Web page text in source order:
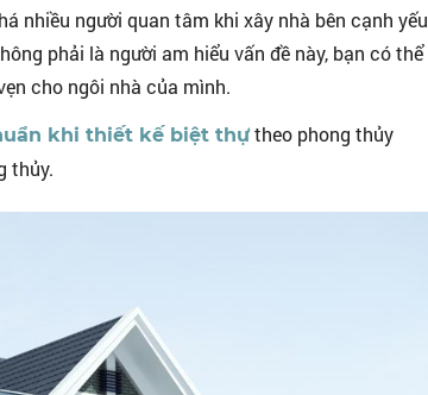
nhiều người quan tâm khi xây nhà bên cạnh yếu
phải là người am hiểu vấn đề này, bạn có thể
cho ngôi nhà của mình.
khi thiết kế biệt thựtheo phong thủy
thủy.